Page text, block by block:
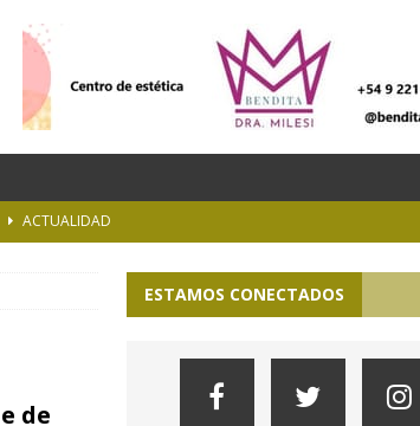
ACTUALIDAD
PARA VER, OÍR Y SENTIR
INTERÉS GENERAL
de
ESTAMOS CONECTADOS